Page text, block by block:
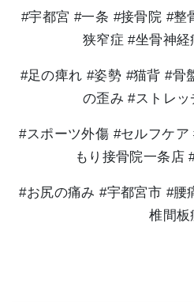
#宇都宮 #一条 #接骨院 #整
狭窄症 #坐骨神
#足の痺れ #姿勢 #猫背 #骨
の歪み #ストレ
#スポーツ外傷 #セルフケ
もり接骨院一条店
#お尻の痛み #宇都宮市 #腰
椎間板